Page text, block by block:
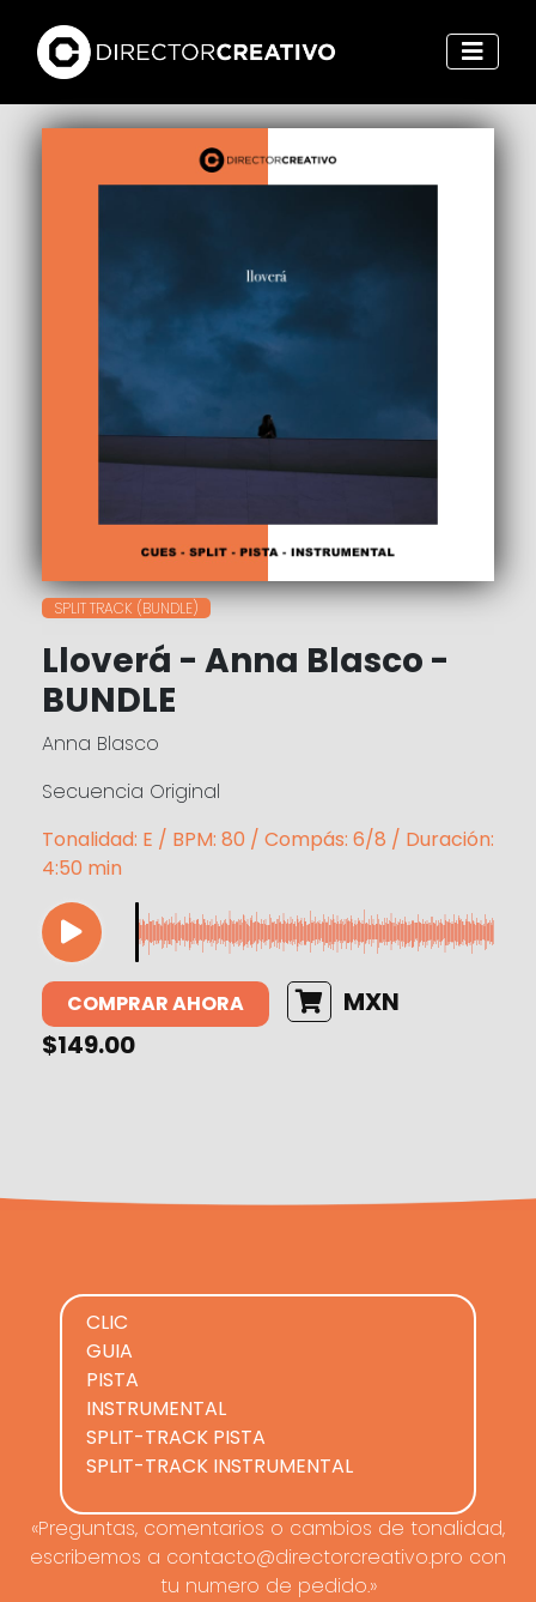
SPLIT TRACK (BUNDLE)
Lloverá - Anna Blasco -
BUNDLE
Anna Blasco
Secuencia Original
Tonalidad: E / BPM: 80 / Compás: 6/8 / Duración:
4:50 min
COMPRAR AHORA
MXN
$149.00
CLIC
GUIA
PISTA
INSTRUMENTAL
SPLIT-TRACK PISTA
SPLIT-TRACK INSTRUMENTAL
«Preguntas, comentarios o cambios de tonalidad,
escribemos a contacto@directorcreativo.pro con
tu numero de pedido.»